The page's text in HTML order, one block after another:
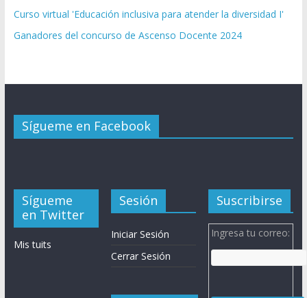
Curso virtual 'Educación inclusiva para atender la diversidad I'
Ganadores del concurso de Ascenso Docente 2024
Sígueme en Facebook
Sígueme
en Twitter
Mis tuits
Sesión
Iniciar Sesión
Cerrar Sesión
Suscribirse
Ingresa tu correo: